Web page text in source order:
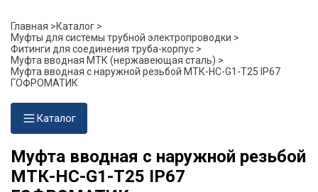
Главная >Каталог >
Муфты для системы трубной электропроводки >
Фитинги для соединения труба-корпус >
Муфта вводная МТК (нержавеющая сталь) >
Муфта вводная с наружной резьбой МТК-НС-G1-Т25 IP67
ГОФРОМАТИК
Каталог
Муфта вводная с наружной резьбой
МТК-НС-G1-Т25 IP67